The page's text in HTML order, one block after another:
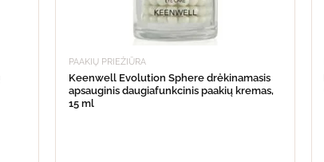
PAAKIŲ PRIEŽIŪRA
Keenwell Evolution Sphere drėkinamasis
apsauginis daugiafunkcinis paakių kremas,
15 ml